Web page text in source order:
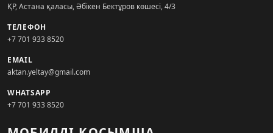
ҚР, Астана қаласы, Әбікен Бектұров көшесі, 4/3
ТЕЛЕФОН
+7 701 933 8520
EMAIL
aktan.yeltay@gmail.com
WHATSAPP
+7 701 933 8520